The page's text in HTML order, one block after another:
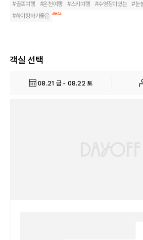
#골프여행 #온천여행 #스키여행 #수영장이있는 #눈
#하이킹하기좋은 Beta
객실 선택
08.21 금 - 08.22 토